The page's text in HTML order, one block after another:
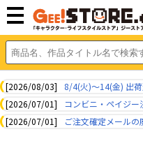
[2026/08/03]
8/4(火)～14(金) 出
[2026/07/01]
コンビニ・ペイジ
[2026/07/01]
ご注文確定メールの